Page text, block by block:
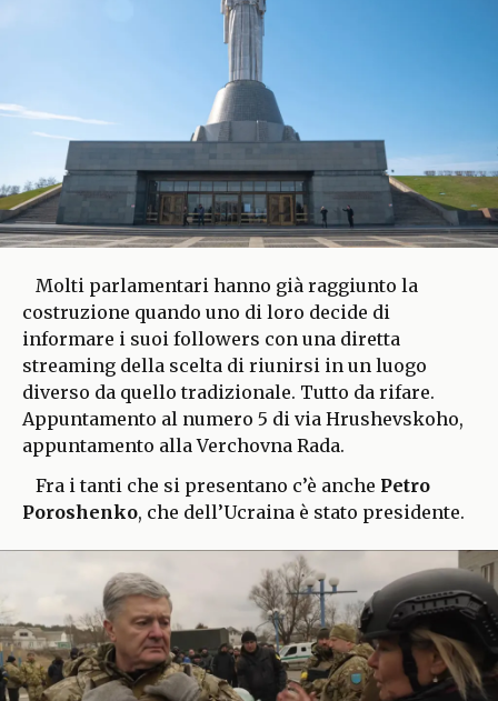
Molti parlamentari hanno già raggiunto la
costruzione quando uno di loro decide di
informare i suoi followers con una diretta
streaming della scelta di riunirsi in un luogo
diverso da quello tradizionale. Tutto da rifare.
Appuntamento al numero 5 di via Hrushevskoho,
appuntamento alla Verchovna Rada.
Fra i tanti che si presentano c’è anche Petro
Poroshenko, che dell’Ucraina è stato presidente.